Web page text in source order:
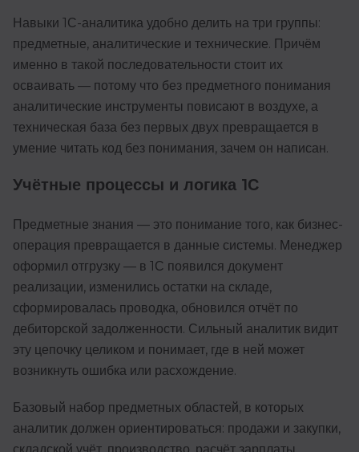
Навыки 1С-аналитика удобно делить на три группы:
предметные, аналитические и технические. Причём
именно в такой последовательности стоит их
осваивать — потому что без предметного понимания
аналитические инструменты повисают в воздухе, а
техническая база без первых двух превращается в
умение читать код без понимания, зачем он написан.
Учётные процессы и логика 1С
Предметные знания — это понимание того, как бизнес-
операция превращается в данные системы. Менеджер
оформил отгрузку — в 1С появился документ
реализации, изменились остатки на складе,
сформировалась проводка, обновился отчёт по
дебиторской задолженности. Сильный аналитик видит
эту цепочку целиком и понимает, где в ней может
возникнуть ошибка или расхождение.
Базовый набор предметных областей, в которых
аналитик должен ориентироваться: продажи и закупки,